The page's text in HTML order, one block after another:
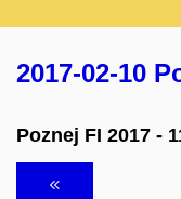
2017-02-10
Poznej FI 2017 -